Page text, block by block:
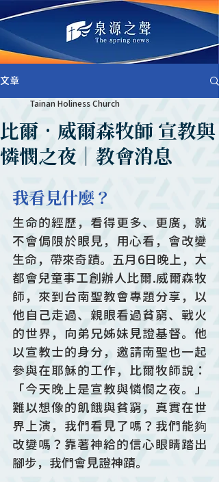
文章
比爾‧威爾森牧師 宣教與
憐憫之夜｜教會消息
Tainan Holiness Church
我看見什麼？
生命的經歷，看得更多、更廣，就
不會侷限於眼見，用心看，會改變
生命，帶來奇蹟。五月6日晚上，大
都會兒童事工創辦人比爾.威爾森牧
師，來到台南聖教會專題分享，以
他自己走過、親眼看過貧窮、戰火
的世界，向弟兄姊妹見證基督。他
以宣教士的身分，邀請南聖也一起
參與在耶穌的工作，比爾牧師說：
「今天晚上是宣教與憐憫之夜。」
難以想像的飢餓與貧窮，真實在世
界上演，我們看見了嗎？我們能夠
改變嗎？靠著神給的信心眼睛踏出
腳步，我們會見證神蹟。